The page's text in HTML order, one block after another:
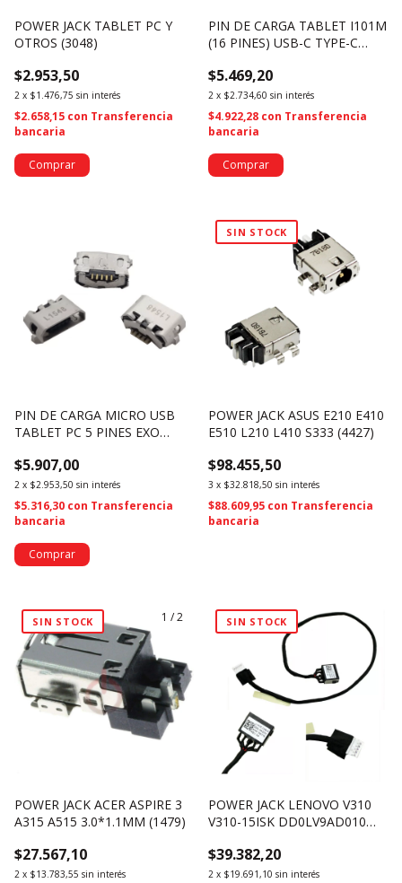
POWER JACK TABLET PC Y
OTROS (3048)
$2.953,50
2 x $1.476,75 sin interés
$2.658,15 con Transferencia
bancaria
PIN DE CARGA TABLET I101M
(16 PINES) USB-C TYPE-C
$5.469,20
2 x $2.734,60 sin interés
$4.922,28 con Transferencia
bancaria
PIN DE CARGA MICRO USB
TABLET PC 5 PINES EXO
$5.907,00
2 x $2.953,50 sin interés
$5.316,30 con Transferencia
bancaria
SIN STOCK
POWER JACK ASUS E210 E410
E510 L210 L410 S333 (4427)
$98.455,50
3 x $32.818,50 sin interés
$88.609,95 con Transferencia
bancaria
1 /2
SIN STOCK
POWER JACK ACER ASPIRE 3
A315 A515 3.0*1.1MM (1479)
$27.567,10
2 x $13.783,55 sin interés
SIN STOCK
POWER JACK LENOVO V310
V310-15ISK DD0LV9AD010
$39.382,20
2 x $19.691,10 sin interés